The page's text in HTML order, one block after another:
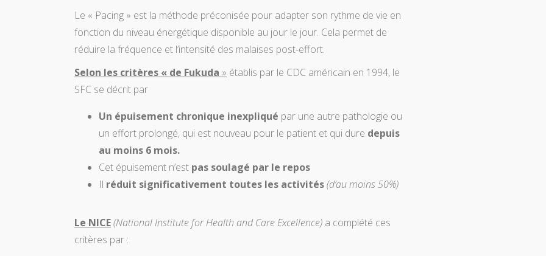
Le « Pacing » est la méthode préconisée pour adapter son rythme de vie en
fonction du niveau énergétique disponible au jour le jour. Cela permet de
réduire la fréquence et l’intensité des malaises post-effort.
Selon les critères « de Fukuda » établis par le CDC américain en 1994, le
SFC se décrit par
Un épuisement chronique inexpliqué par une autre pathologie ou
un effort prolongé, qui est nouveau pour le patient et qui dure depuis
au moins 6 mois.
Cet épuisement n’est pas soulagé par le repos
Il réduit significativement toutes les activités(d’au moins 50%)
Le NICE(National Institute for Health and Care Excellence) a complété ces
critères par :